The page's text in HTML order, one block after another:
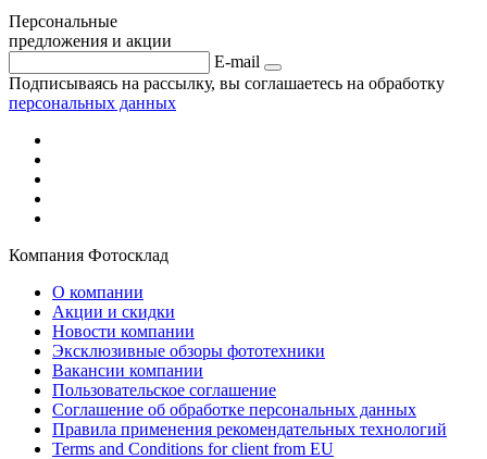
Персональные
предложения и акции
E-mail
Подписываясь на рассылку, вы соглашаетесь на обработку
персональных данных
Компания Фотосклад
О компании
Акции и скидки
Новости компании
Эксклюзивные обзоры фототехники
Вакансии компании
Пользовательское соглашение
Соглашение об обработке персональных данных
Правила применения рекомендательных технологий
Terms and Conditions for client from EU